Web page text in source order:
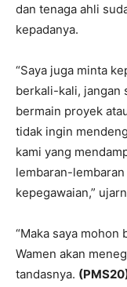
dan tenaga ahli
kepadanya.
“Saya juga minta
berkali-kali, jangan
bermain proyek
tidak ingin
kami yang
lembaran-
kepegawaian,”
“Maka saya mohon
Wamen akan
tandasnya.